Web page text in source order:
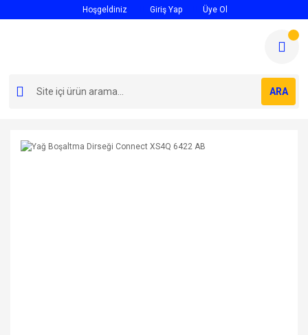
Hoşgeldiniz Giriş Yap Üye Ol
ARA